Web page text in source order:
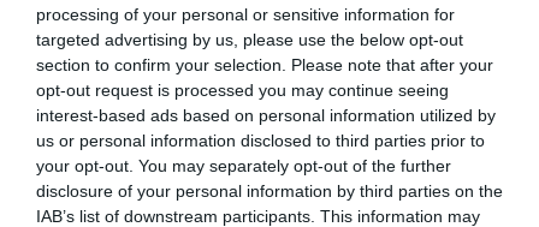
processing of your personal or sensitive information for
targeted advertising by us, please use the below opt-out
section to confirm your selection. Please note that after your
opt-out request is processed you may continue seeing
interest-based ads based on personal information utilized by
us or personal information disclosed to third parties prior to
your opt-out. You may separately opt-out of the further
disclosure of your personal information by third parties on the
IAB’s list of downstream participants. This information may
PRONEWS.GR /ΔΙΑΤΡΟΦΗ